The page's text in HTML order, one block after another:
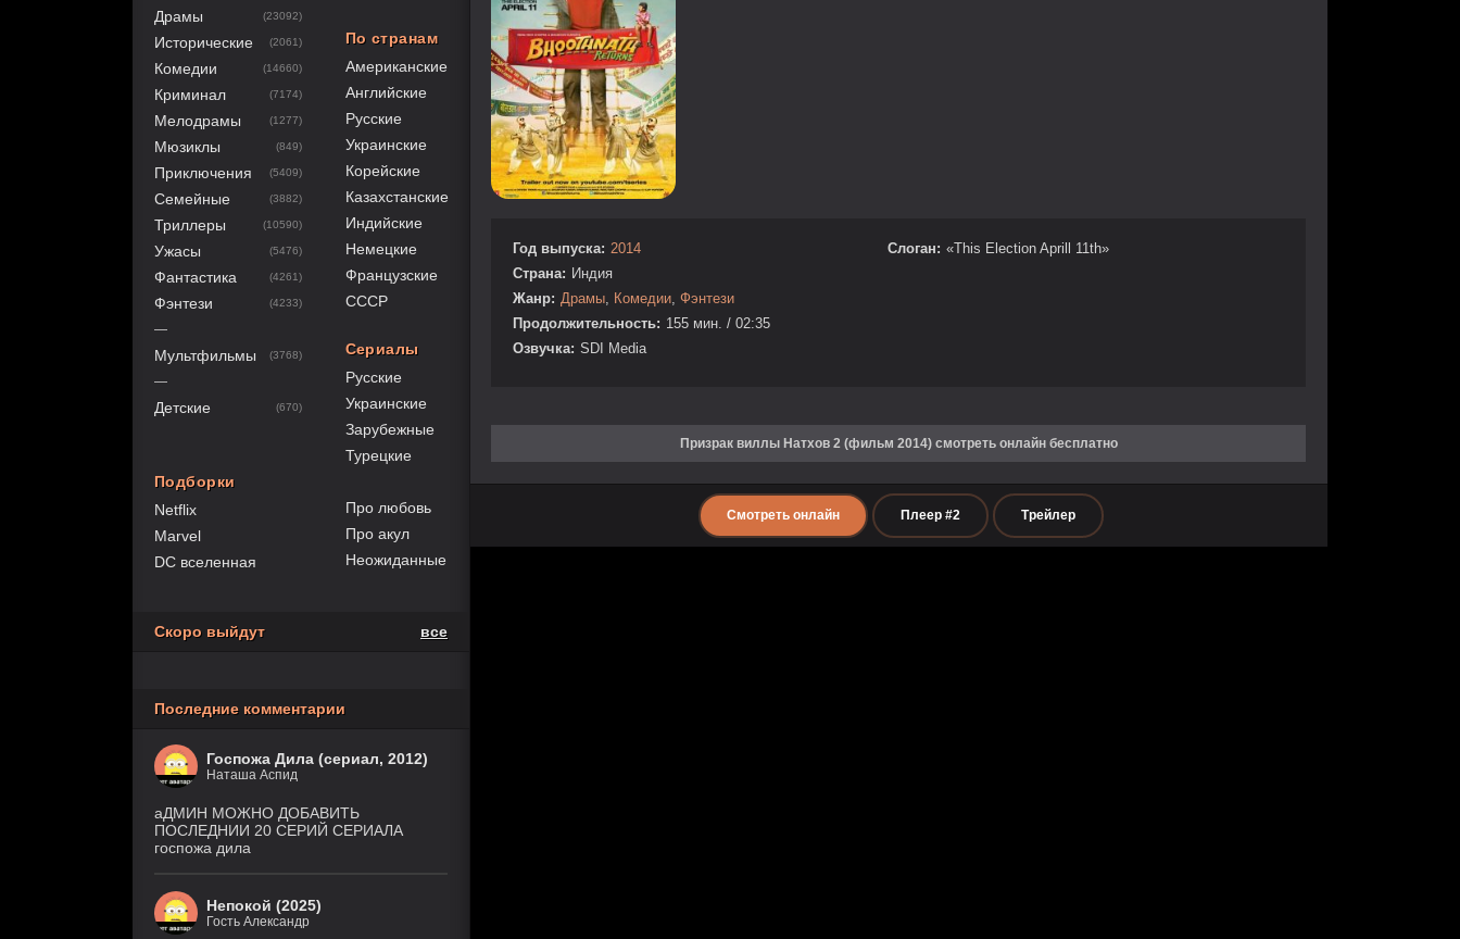
Год выпуска: 2014
Страна: Индия
Жанр: Драмы Комедии Фэнтези
Продолжительность: 155 мин. / 02:35
Озвучка: SDI Media
Слоган: «This Election Aprill 11th»
Призрак виллы Натхов 2 (фильм 2014) смотреть онлайн бесплатно
Смотреть онлайн Плеер #2 Трейлер
Драмы
(23092)
Исторические (2061)
Комедии (14660)
Криминал (7174)
Мелодрамы (1277)
Мюзиклы (849)
Приключения (5409)
Семейные (3882)
Триллеры (10590)
Ужасы (5476)
Фантастика (4261)
Фэнтези (4233)
—
Мультфильмы (3768)
—
Детские (670)
Подборки
Netflix
Marvel
DC вселенная
По странам
Американские
Английские
Русские
Украинские
Корейские
Казахстанские
Индийские
Немецкие
Французские
СССР
Сериалы
Русские
Украинские
Зарубежные
Турецкие
Про любовь
Про акул
Неожиданные
Скоро выйдут все
Последние комментарии
Госпожа Дила (сериал, 2012)
Наташа Аспид
аДМИН МОЖНО ДОБАВИТЬ
ПОСЛЕДНИИ 20 СЕРИЙ СЕРИАЛА
госпожа дила
Непокой (2025)
Гость Александр